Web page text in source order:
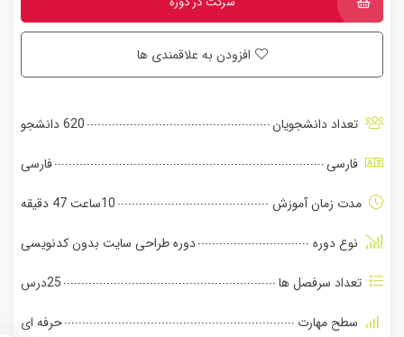
افزودن به علاقمندی ها
تعداد دانشجویان
620 دانشجو
فارسی
فارسی
مدت زمان آموزش
10ساعت 47 دقیقه
نوع دوره
دوره طراحی سایت بدون کدنویسی
تعداد سرفصل ها
25درس
سطح مهارت
حرفه ای